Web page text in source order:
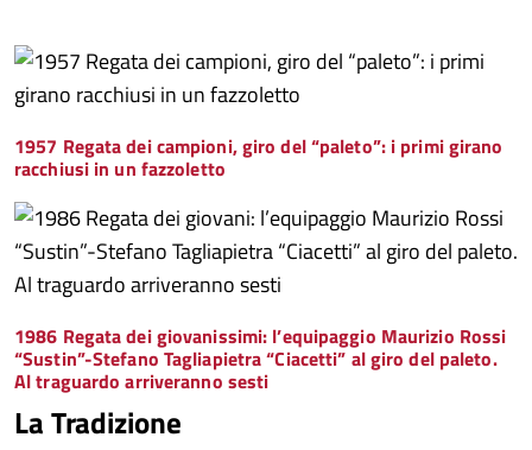
1957 Regata dei campioni, giro del “paleto”: i primi girano
racchiusi in un fazzoletto
1986 Regata dei giovanissimi: l’equipaggio Maurizio Rossi
“Sustin”-Stefano Tagliapietra “Ciacetti” al giro del paleto.
Al traguardo arriveranno sesti
La Tradizione